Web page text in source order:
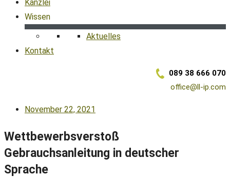
Kanzlei
Wissen
Aktuelles
Kontakt
089 38 666 070
office@ll-ip.com
November 22, 2021
Wettbewerbsverstoß
Gebrauchsanleitung in deutscher
Sprache